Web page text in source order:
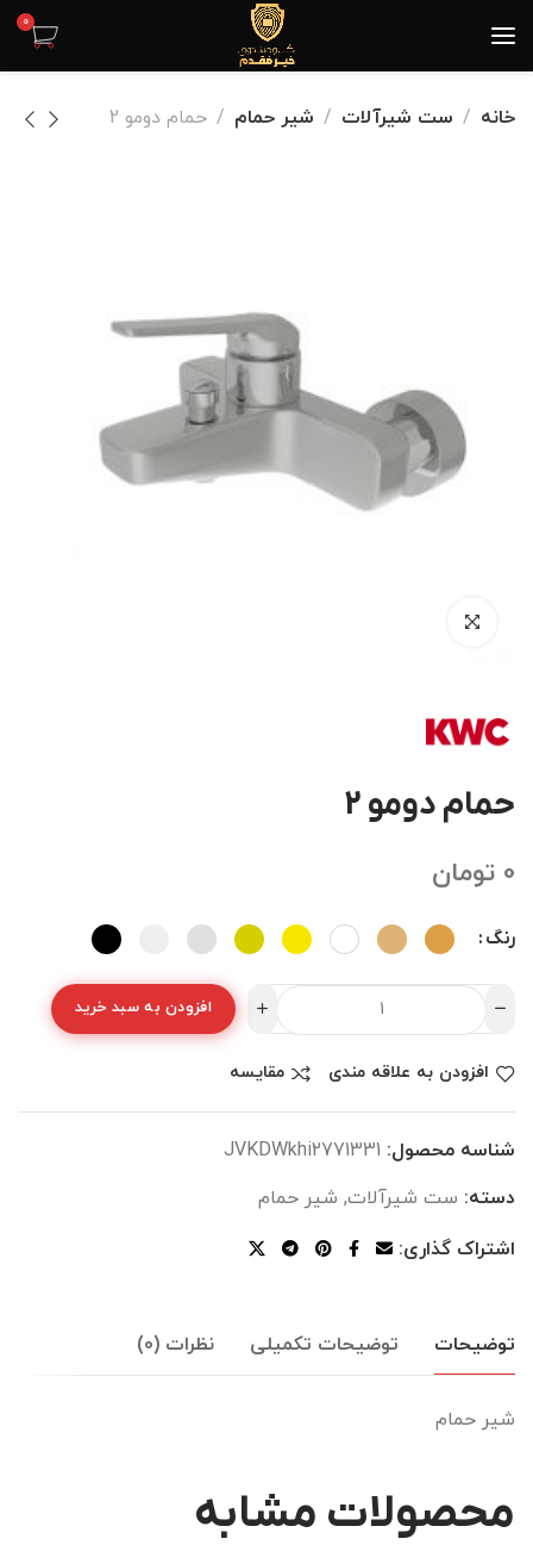
0
خانه ست شیرآلات شیر حمام حمام دومو 2
حمام دومو 2
0 تومان
رنگ
افزودن به سبد خرید
افزودن به علاقه مندی مقایسه
شناسه محصول: JVKDWkhi2771331
دسته: ست شیرآلات, شیر حمام
اشتراک گذاری:
توضیحات توضیحات تکمیلی نظرات (0)
شیر حمام
محصولات مشابه